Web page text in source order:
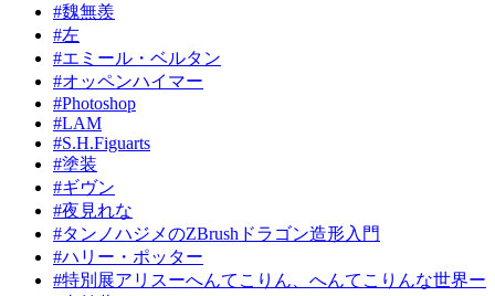
#魏無羨
#左
#エミール・ベルタン
#オッペンハイマー
#Photoshop
#LAM
#S.H.Figuarts
#塗装
#ギヴン
#夜見れな
#タンノハジメのZBrushドラゴン造形入門
#ハリー・ポッター
#特別展アリスーへんてこりん、へんてこりんな世界ー